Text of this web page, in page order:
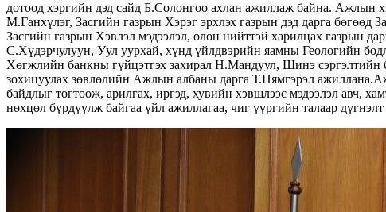
дотоод хэргийн дэд сайд Б.Солонгоо ахлан ажиллаж байна. Ажлын
М.Ганхүлэг, Засгийн газрын Хэрэг эрхлэх газрын дэд дарга
Засгийн газрын Хэвлэл мэдээлэл, олон нийттэй харилцах газрын
С.Хүдэрчулуун, Уул уурхай, хүнд үйлдвэрийн яамны Геологийн
Хөгжлийн банкны гүйцэтгэх захирал Н.Мандуул, Шинэ сэргэлтийн
зохицуулах зөвлөлийн Ажлын албаны дарга Т.Нямгэрэл
байдлыг тогтоож, арилгах, иргэд, хувийн хэвшлээс мэдээлэл авч,
нөхцөл бүрдүүлж байгаа үйл ажиллагаа, чиг үүргийн талаар